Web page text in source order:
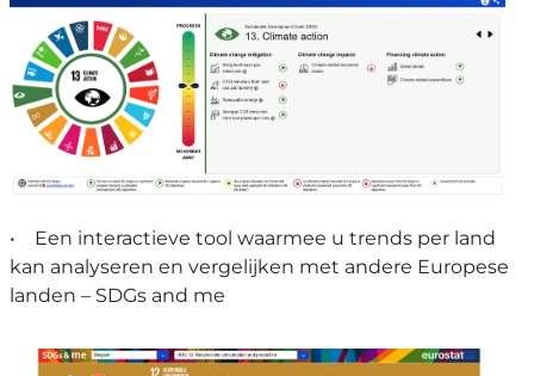
• Een interactieve tool waarmee u trends per land
kan analyseren en vergelijken met andere Europese
landen – SDGs and me